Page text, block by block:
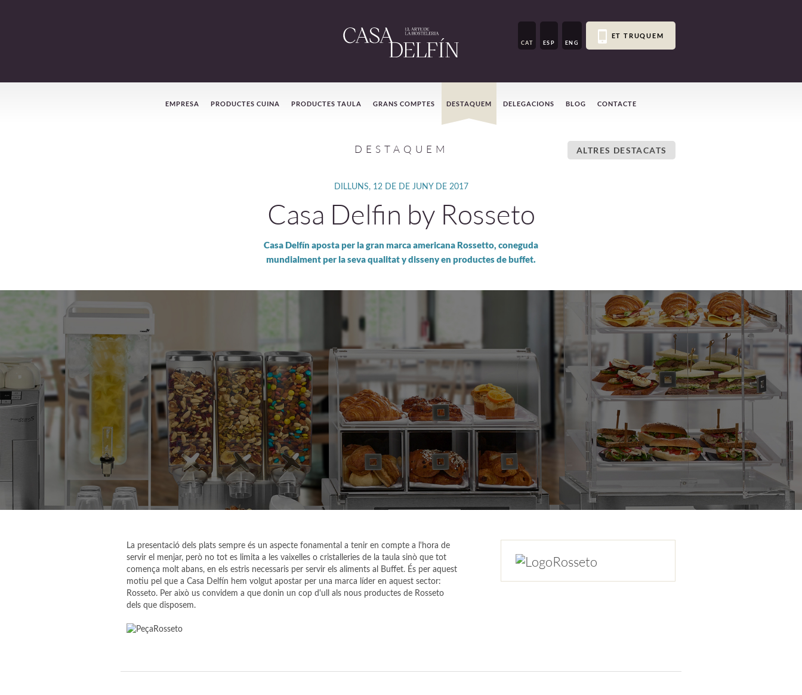
CAT ESP ENG
ET TRUQUEM
MenúEMPRESA PRODUCTES CUINA PRODUCTES TAULA GRANS COMPTES DESTAQUEM DELEGACIONS BLOG CONTACTE
DESTAQUEM ALTRES DESTACATS
DILLUNS, 12 DE DE JUNY DE 2017
Casa Delfin by Rosseto
Casa Delfín aposta per la gran marca americana Rossetto, coneguda
mundialment per la seva qualitat y disseny en productes de buffet.
La presentació dels plats sempre és un aspecte fonamental a tenir en compte a l'hora de
servir el menjar, però no tot es limita a les vaixelles o cristalleries de la taula sinò que tot
comença molt abans, en els estris necessaris per servir els aliments al Buffet. És per aquest
motiu pel que a Casa Delfín hem volgut apostar per una marca líder en aquest sector:
Rosseto. Per això us convidem a que donin un cop d'ull als nous productes de Rosseto
dels que disposem.